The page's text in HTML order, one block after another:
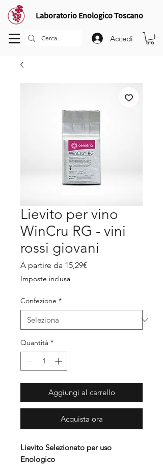
Laboratorio Enologico Toscano
Accedi
Lievito per vino
WinCru RG - vini
rossi giovani
A partire da 15,29€
Imposte inclusa
Confezione *
Quantità *
Aggiungi al carrello
Acquista ora
Lievito Selezionato per uso
Enologico